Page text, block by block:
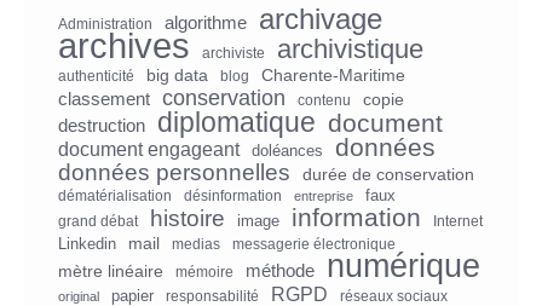
Administration algorithme archivage
archives archiviste archivistique
authenticité big data blog
Charente-Maritime
classement
conservation contenu
copie
destruction
diplomatique document
document engageant doléances données
données personnelles durée de conservation
dématérialisation désinformation entreprise faux
grand débat histoire image information Internet
Linkedin mail medias messagerie électronique
mètre linéaire mémoire méthode numérique
original papier responsabilité RGPD réseaux sociaux